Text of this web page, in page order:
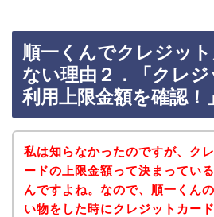
順一くんでクレジッ
ない理由２．「クレ
利用上限金額を確認！」
私は知らなかったのですが、ク
ードの上限金額って決まってい
んですよね。なので、順一くん
い物をした時にクレジットカー